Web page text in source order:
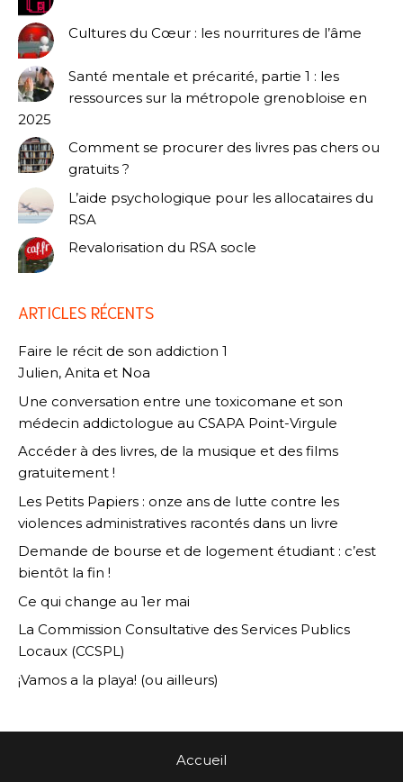
Cultures du Cœur : les nourritures de l’âme
Santé mentale et précarité, partie 1 : les
ressources sur la métropole grenobloise en
2025
Comment se procurer des livres pas chers ou
gratuits ?
L’aide psychologique pour les allocataires du
RSA
Revalorisation du RSA socle
ARTICLES RÉCENTS
Faire le récit de son addiction 1
Julien, Anita et Noa
Une conversation entre une toxicomane et son
médecin addictologue au CSAPA Point-Virgule
Accéder à des livres, de la musique et des films
gratuitement !
Les Petits Papiers : onze ans de lutte contre les
violences administratives racontés dans un livre
Demande de bourse et de logement étudiant : c’est
bientôt la fin !
Ce qui change au 1er mai
La Commission Consultative des Services Publics
Locaux (CCSPL)
¡Vamos a la playa! (ou ailleurs)
Accueil